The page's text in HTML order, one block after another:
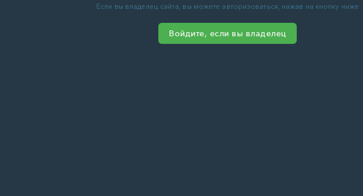
Если вы владелец сайта, вы можете авторизоваться, нажав на кнопку ниже
Войдите, если вы владелец